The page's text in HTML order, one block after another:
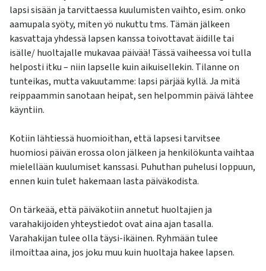
lapsi sisään ja tarvittaessa kuulumisten vaihto, esim. onko
aamupala syöty, miten yö nukuttu tms. Tämän jälkeen
kasvattaja yhdessä lapsen kanssa toivottavat äidille tai
isälle/ huoltajalle mukavaa päivää! Tässä vaiheessa voi tulla
helposti itku – niin lapselle kuin aikuisellekin. Tilanne on
tunteikas, mutta vakuutamme: lapsi pärjää kyllä. Ja mitä
reippaammin sanotaan heipat, sen helpommin päivä lähtee
käyntiin.
Kotiin lähtiessä huomioithan, että lapsesi tarvitsee
huomiosi päivän erossa olon jälkeen ja henkilökunta vaihtaa
mielellään kuulumiset kanssasi. Puhuthan puhelusi loppuun,
ennen kuin tulet hakemaan lasta päiväkodista.
On tärkeää, että päiväkotiin annetut huoltajien ja
varahakijoiden yhteystiedot ovat aina ajan tasalla.
Varahakijan tulee olla täysi-ikäinen. Ryhmään tulee
ilmoittaa aina, jos joku muu kuin huoltaja hakee lapsen.